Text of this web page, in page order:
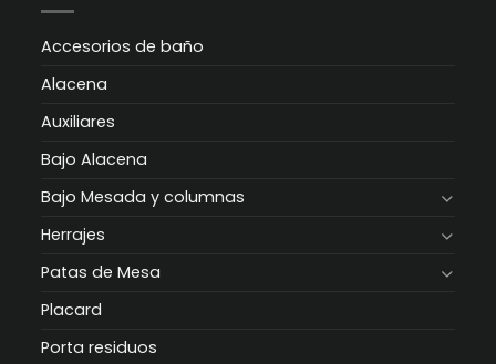
Accesorios de baño
Alacena
Auxiliares
Bajo Alacena
Bajo Mesada y columnas
Herrajes
Patas de Mesa
Placard
Porta residuos